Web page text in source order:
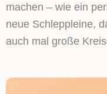
machen – wie ein
neue Schleppleine,
auch mal große